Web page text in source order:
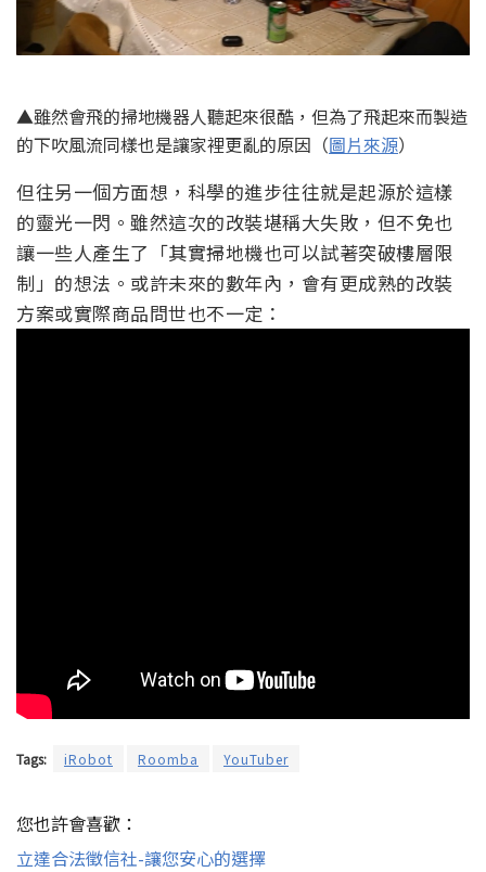
▲雖然會飛的掃地機器人聽起來很酷，但為了飛起來而製造
的下吹風流同樣也是讓家裡更亂的原因（圖片來源）
但往另一個方面想，科學的進步往往就是起源於這樣
的靈光一閃。雖然這次的改裝堪稱大失敗，但不免也
讓一些人產生了「其實掃地機也可以試著突破樓層限
制」的想法。或許未來的數年內，會有更成熟的改裝
方案或實際商品問世也不一定：
Tags: iRobot Roomba YouTuber
您也許會喜歡：
立達合法徵信社-讓您安心的選擇